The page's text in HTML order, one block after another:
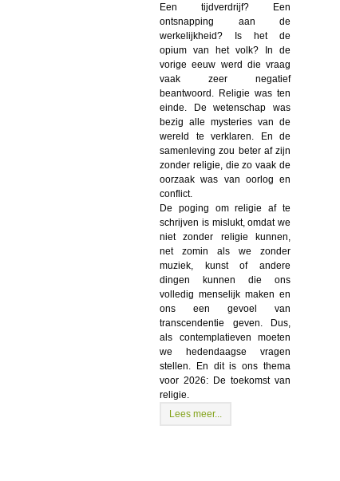
Een tijdverdrijf? Een
ontsnapping aan de
werkelijkheid? Is het de
opium van het volk? In de
vorige eeuw werd die vraag
vaak zeer negatief
beantwoord. Religie was ten
einde. De wetenschap was
bezig alle mysteries van de
wereld te verklaren. En de
samenleving zou beter af zijn
zonder religie, die zo vaak de
oorzaak was van oorlog en
conflict.
De poging om religie af te
schrijven is mislukt, omdat we
niet zonder religie kunnen,
net zomin als we zonder
muziek, kunst of andere
dingen kunnen die ons
volledig menselijk maken en
ons een gevoel van
transcendentie geven. Dus,
als contemplatieven moeten
we hedendaagse vragen
stellen. En dit is ons thema
voor 2026: De toekomst van
religie.
Lees meer...